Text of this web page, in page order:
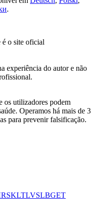
.
é o site oficial
experiência do autor e não
os utilizadores podem
Operamos há mais de 3
para prevenir falsificação.
SKLTLVSLBGET